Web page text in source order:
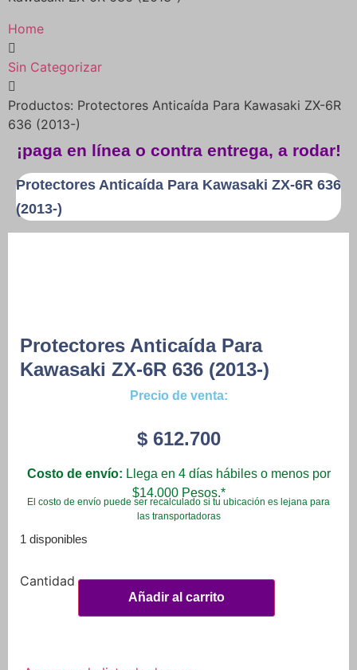
Home
Sin Categorizar
Productos: Protectores Anticaída Para Kawasaki ZX-6R
636 (2013-)
¡paga en línea o contra entrega, a rodar!
Protectores Anticaída Para Kawasaki ZX-6R 636
(2013-)
Protectores Anticaída Para
Kawasaki ZX-6R 636 (2013-)
Precio de venta:
$612.700
Costo de envío: Llega en 4 días hábiles o menos por
$14.000 Pesos.*
El costo de envío puede ser recalculado si tu ubicación es lejana para
las transportadoras
1 disponibles
Protectores
Kawasaki
(2013-)
Añadir al carrito